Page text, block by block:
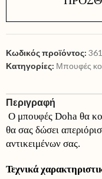
Κωδικός προϊόντος:
Κατηγορίες: Μπουφές
Περιγραφή
Ο μπουφές Doha θα
θα σας δώσει
αντικειμένων σας.
Τεχνικά